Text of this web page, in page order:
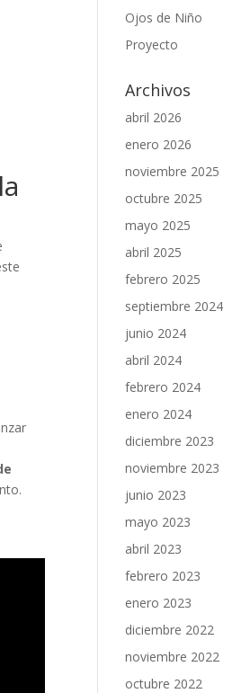
Ojos de Niño
Proyecto
Archivos
abril 2026
enero 2026
noviembre 2025
octubre 2025
mayo 2025
abril 2025
febrero 2025
septiembre 2024
junio 2024
abril 2024
febrero 2024
enero 2024
diciembre 2023
noviembre 2023
junio 2023
mayo 2023
abril 2023
febrero 2023
enero 2023
diciembre 2022
noviembre 2022
octubre 2022